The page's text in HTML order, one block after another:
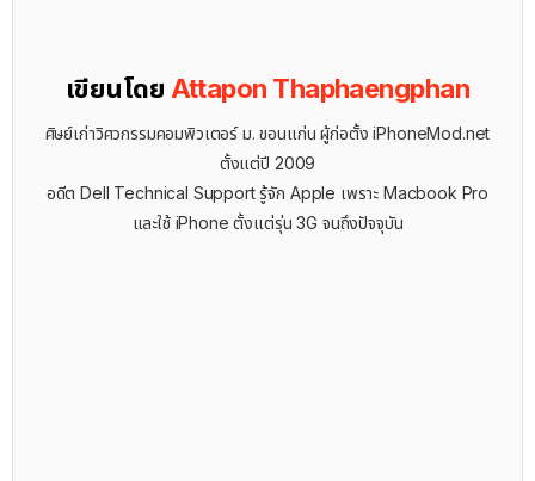
เขียนโดย Attapon Thaphaengphan
ศิษย์เก่าวิศวกรรมคอมพิวเตอร์ ม. ขอนแก่น ผู้ก่อตั้ง iPhoneMod.net
ตั้งแต่ปี 2009
อดีต Dell Technical Support รู้จัก ​Apple เพราะ Macbook Pro
และใช้ iPhone ตั้งแต่รุ่น 3G จนถึงปัจจุบัน